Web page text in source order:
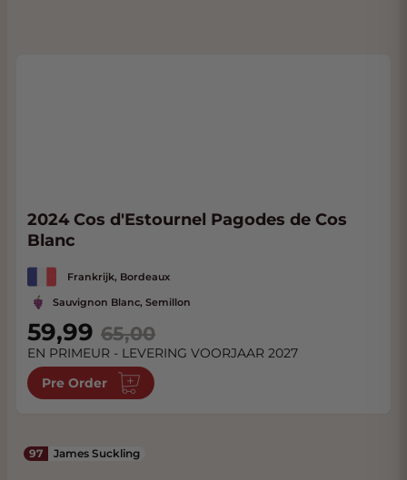
2024 Cos d'Estournel Pagodes de Cos
Blanc
Frankrijk, Bordeaux
Sauvignon Blanc, Semillon
Special Price
59,99 65,00
EN PRIMEUR - LEVERING VOORJAAR 2027
Pre Order
97 James Suckling